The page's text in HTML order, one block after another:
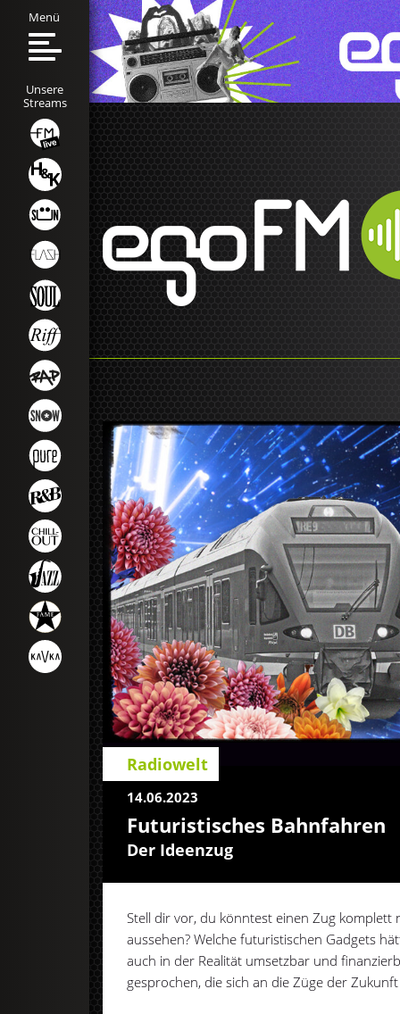
Menü
Unsere
Streams
Radiowelt
14.06.2023
Futuristisches Bahnfahren
Der Ideenzug
Stell dir vor, du könntest einen Zug komplett
aussehen? Welche futuristischen Gadgets
auch in der Realität umsetzbar und
gesprochen, die sich an die Züge der